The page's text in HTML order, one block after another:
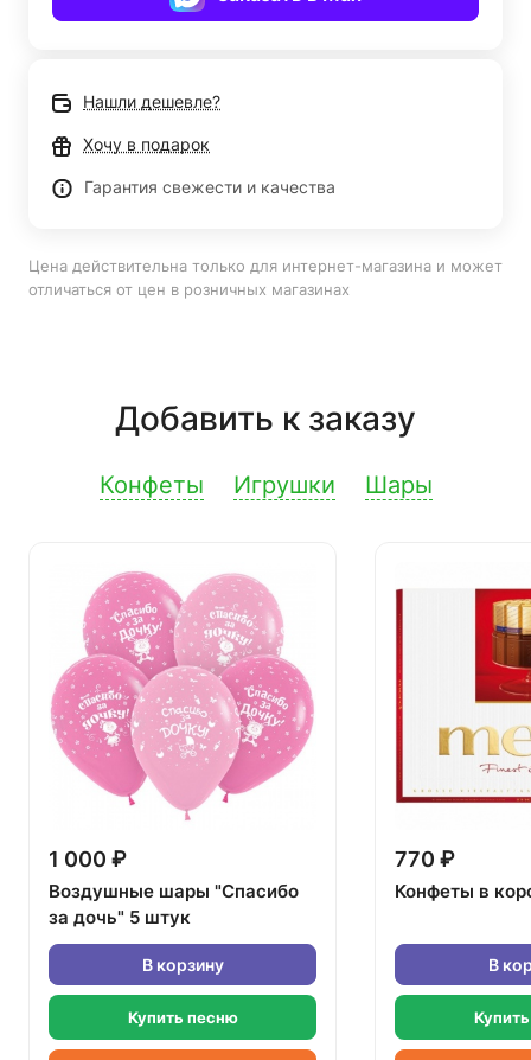
Нашли дешевле?
Хочу в подарок
Гарантия свежести и качества
Цена действительна только для интернет-магазина и может
отличаться от цен в розничных магазинах
Добавить к заказу
Конфеты Игрушки Шары
1 000 ₽
Воздушные шары "Спасибо
за дочь" 5 штук
В корзину
Купить песню
770 ₽
Конфеты в
В